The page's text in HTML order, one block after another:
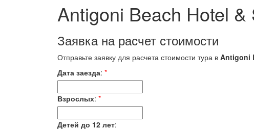
Antigoni Beach Hotel &
Заявка на расчет стоимости
Отправьте заявку для расчета стоимости тура в Antigoni
Дата заезда: *
Взрослых: *
Детей до 12 лет: